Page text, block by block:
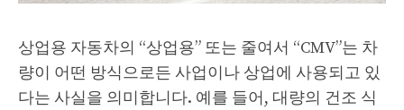
상업용 자동차의 “상업용” 또는 줄여서 “CMV”는 차
량이 어떤 방식으로든 사업이나 상업에 사용되고 있
다는 사실을 의미합니다. 예를 들어, 대량의 건조 식